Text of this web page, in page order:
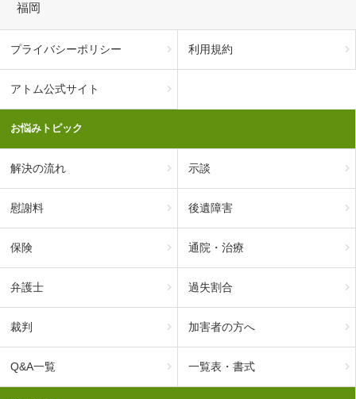
福岡
プライバシーポリシー 利用規約
アトム公式サイト
お悩みトピック
解決の流れ 示談
慰謝料 後遺障害
保険 通院・治療
弁護士 過失割合
裁判 加害者の方へ
Q&A一覧 一覧表・書式